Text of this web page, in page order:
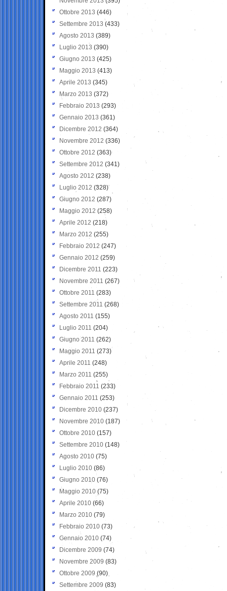
Ottobre 2013 (446)
Settembre 2013 (433)
Agosto 2013 (389)
Luglio 2013 (390)
Giugno 2013 (425)
Maggio 2013 (413)
Aprile 2013 (345)
Marzo 2013 (372)
Febbraio 2013 (293)
Gennaio 2013 (361)
Dicembre 2012 (364)
Novembre 2012 (336)
Ottobre 2012 (363)
Settembre 2012 (341)
Agosto 2012 (238)
Luglio 2012 (328)
Giugno 2012 (287)
Maggio 2012 (258)
Aprile 2012 (218)
Marzo 2012 (255)
Febbraio 2012 (247)
Gennaio 2012 (259)
Dicembre 2011 (223)
Novembre 2011 (267)
Ottobre 2011 (283)
Settembre 2011 (268)
Agosto 2011 (155)
Luglio 2011 (204)
Giugno 2011 (262)
Maggio 2011 (273)
Aprile 2011 (248)
Marzo 2011 (255)
Febbraio 2011 (233)
Gennaio 2011 (253)
Dicembre 2010 (237)
Novembre 2010 (187)
Ottobre 2010 (157)
Settembre 2010 (148)
Agosto 2010 (75)
Luglio 2010 (86)
Giugno 2010 (76)
Maggio 2010 (75)
Aprile 2010 (66)
Marzo 2010 (79)
Febbraio 2010 (73)
Gennaio 2010 (74)
Dicembre 2009 (74)
Novembre 2009 (83)
Ottobre 2009 (90)
Settembre 2009 (83)